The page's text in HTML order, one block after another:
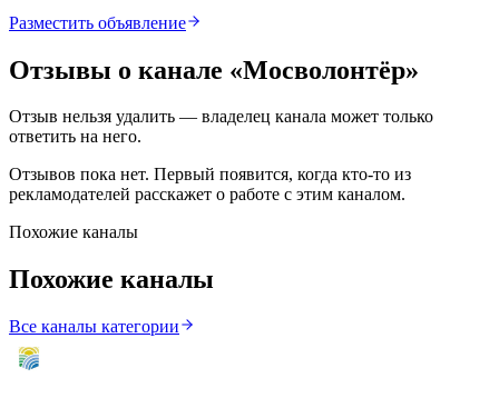
Разместить объявление
Отзывы о канале «Мосволонтёр»
Отзыв нельзя удалить — владелец канала может только
ответить на него.
Отзывов пока нет. Первый появится, когда кто-то из
рекламодателей расскажет о работе с этим каналом.
Похожие каналы
Похожие каналы
Все каналы категории